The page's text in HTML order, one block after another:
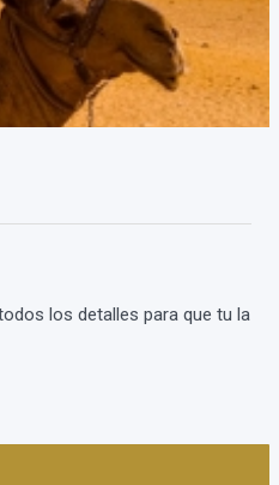
los detalles para que tu la